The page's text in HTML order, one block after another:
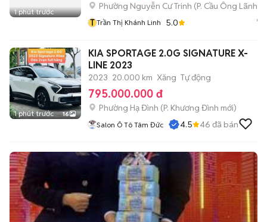
1 phút trước
Phường Nguyễn Cư Trinh (P. Cầu Ông Lãnh
T Trần Thị Khánh Linh 5.0
1 phút trước 16
KIA SPORTAGE 2.0G SIGNATURE X-
LINE 2023
2023 20.000 km Xăng Tự động
795.000.000 đ
Phường Hạ Đình (P. Khương Đình mới)
Salon Ô Tô Tâm Đức 4.5 46 đã bán